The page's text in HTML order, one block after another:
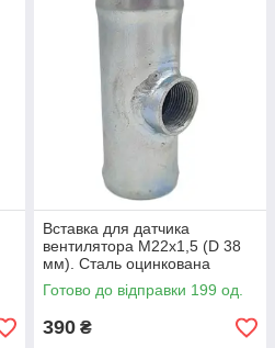
Вставка для датчика
вентилятора М22х1,5 (D 38
мм). Сталь оцинкована
Готово до відправки 199 од.
390 ₴